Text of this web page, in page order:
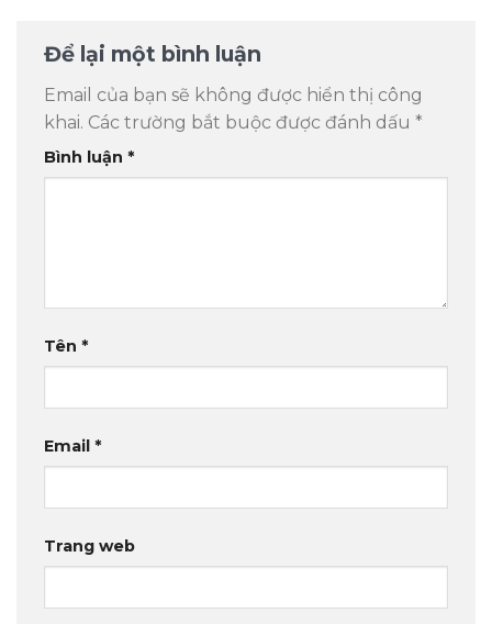
Để lại một bình luận
Email của bạn sẽ không được hiển thị công
khai. Các trường bắt buộc được đánh dấu *
Bình luận *
Tên *
Email *
Trang web